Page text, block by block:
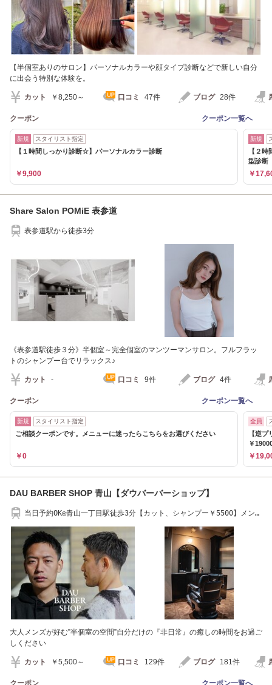
【半個室ありのサロン】パーソナルカラーや顔タイプ診断などで新しい自分
に出会う特別な体験を。
カット ￥8,250～ 口コミ 47件 ブログ 28件
クーポン クーポン一覧へ
新規 スタイリスト指定
【１時間しっかり診断☆】パーソナルカラー診断
￥9,900
新規
【２
型診断
￥
Share Salon POMiE 表参道
表参道駅から徒歩3分
《表参道駅徒歩３分》半個室～完全個室のマンツーマンサロン。フルフラッ
トのシャンプー台でリラックス♪
カット - 口コミ 9件 ブログ 4件
クーポン クーポン一覧へ
新規 スタイリスト指定
ご相談クーポンです。メニューに迷ったらこちらをお選びください
￥0
全員
【逆
￥
￥
DAU BARBER SHOP 青山【ダウバーバーショップ】
当日予約OK◎青山一丁目駅徒歩3分【カット、シャンプー￥5500】メン
大人メンズが好む”半個室の空間”自分だけの『非日常』の癒しの時間をお過ご
しください
カット ￥5,500～ 口コミ 129件 ブログ 181件
クーポン クーポン一覧へ